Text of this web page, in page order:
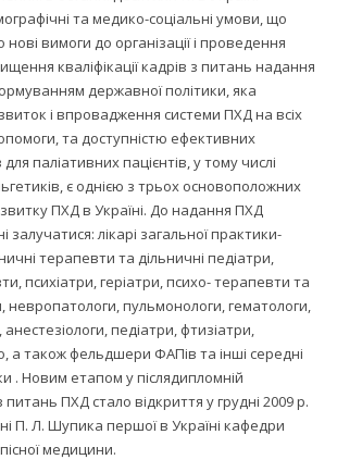
та медико-соціальні умови, що
вимоги до організації і проведення
кваліфікації кадрів з питань надання
державної політики, яка
і впровадження системи ПХД на всіх
та доступністю ефективних
паліативних пацієнтів, у тому числі
є однією з трьох основоположних
ПХД в Україні. До надання ПХД
лікарі загальної практики-
терапевти та дільничні педіатри,
психіатри, геріатри, психо- терапевти та
невропатологи, пульмонологи, гематологи,
педіатри, фтизіатри,
а також фельдшери ФАПів та інші середні
. Новим етапом у післядипломній
питань ПХД стало відкриття у грудні 2009 р.
П. Л. Шупика першої в Україні кафедри
медицини.